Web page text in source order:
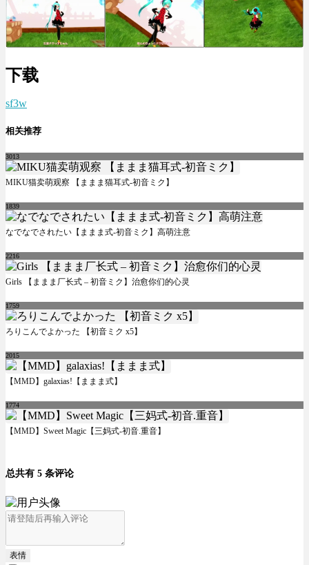
下载
sf3w
相关推荐
3013
MIKU猫卖萌观察 【ままま猫耳式-初音ミク】
1839
なでなでされたい【ままま式-初音ミク】高萌注意
2216
Girls 【ままま厂长式 – 初音ミク】治愈你们的心灵
1759
ろりこんでよかった 【初音ミク x5】
2015
【MMD】galaxias!【ままま式】
1774
【MMD】Sweet Magic【三妈式-初音.重音】
总共有 5 条评论
表情